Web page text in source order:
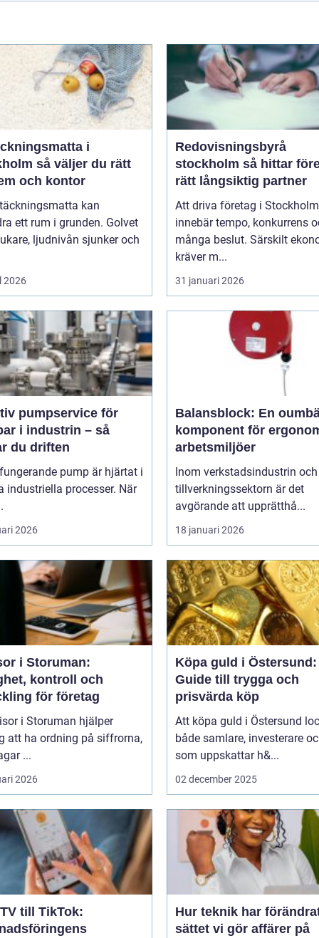
i
du rätt
och kontor
kan
ett rum i grunden. Golvet
ljudnivån sjunker och
2026
Redovisningsbyrå
stockholm så hittar företag
rätt långsiktig partner
Att driva företag i Stockholm
innebär tempo, konkurrens
många beslut. Särskilt
kräver m...
31 januari 2026
pumpservice för
i industrin – så
du driften
pump är hjärtat i
industriella processer. När
2026
Balansblock: En
komponent för
arbetsmiljöer
Inom verkstadsindustrin och
tillverkningssektorn är det
avgörande att upprätthå...
18 januari 2026
i Storuman:
kontroll och
för företag
i Storuman hjälper
att ha ordning på siffrorna,
...
2026
Köpa guld i Östersund:
Guide till trygga och
prisvärda köp
Att köpa guld i Östersund
både samlare, investerare
som uppskattar h&...
02 december 2025
till TikTok:
Hur teknik har
sättet vi gör affärer på